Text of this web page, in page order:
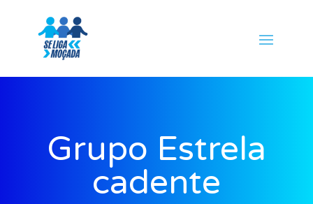
Grupo Estrela
cadente